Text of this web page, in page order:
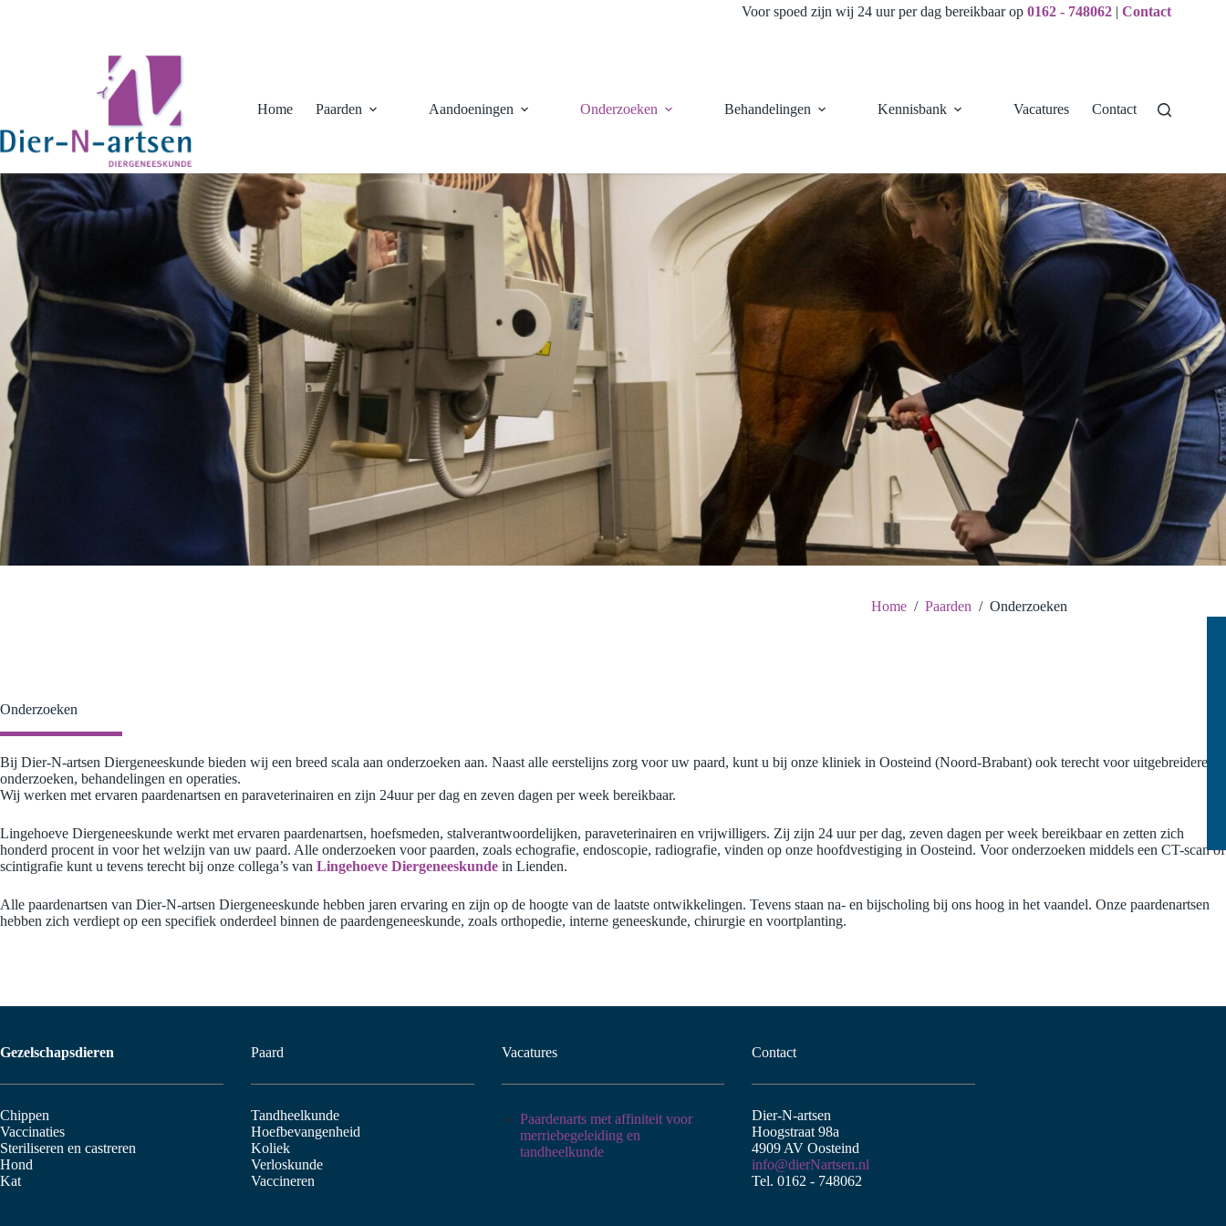
Voor spoed zijn wij 24 uur per dag bereikbaar op 0162 - 748062 | Contact
Home Paarden Aandoeningen Onderzoeken Behandelingen Kennisbank Vacatures Contact
Home / Paarden / Onderzoeken
Onderzoeken
Bij Dier-N-artsen Diergeneeskunde bieden wij een breed scala aan onderzoeken aan. Naast alle eerstelijns zorg voor uw paard, kunt u bij onze kliniek in Oosteind (Noord-Brabant) ook terecht voor uitgebreidere
onderzoeken, behandelingen en operaties.
Wij werken met ervaren paardenartsen en paraveterinairen en zijn 24uur per dag en zeven dagen per week bereikbaar.
Lingehoeve Diergeneeskunde werkt met ervaren paardenartsen, hoefsmeden, stalverantwoordelijken, paraveterinairen en vrijwilligers. Zij zijn 24 uur per dag, zeven dagen per week bereikbaar en zetten zich
honderd procent in voor het welzijn van uw paard. Alle onderzoeken voor paarden, zoals echografie, endoscopie, radiografie, vinden op onze hoofdvestiging in Oosteind. Voor onderzoeken middels een CT-scan of
scintigrafie kunt u tevens terecht bij onze collega’s van Lingehoeve Diergeneeskunde in Lienden.
Alle paardenartsen van Dier-N-artsen Diergeneeskunde hebben jaren ervaring en zijn op de hoogte van de laatste ontwikkelingen. Tevens staan na- en bijscholing bij ons hoog in het vaandel. Onze paardenartsen
hebben zich verdiept op een specifiek onderdeel binnen de paardengeneeskunde, zoals orthopedie, interne geneeskunde, chirurgie en voortplanting.
Gezelschapsdieren
Chippen
Vaccinaties
Steriliseren en castreren
Hond
Kat
Paard
Tandheelkunde
Hoefbevangenheid
Koliek
Verloskunde
Vaccineren
Vacatures
Paardenarts met affiniteit voor
merriebegeleiding en
tandheelkunde
Contact
Dier-N-artsen
Hoogstraat 98a
4909 AV Oosteind
info@dierNartsen.nl
Tel. 0162 - 748062